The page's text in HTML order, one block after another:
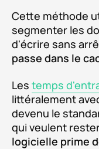
Cette méthode
segmenter les
d'écrire sans
passe dans le
Les temps
littéralement
devenu le
qui veulent
logicielle prime